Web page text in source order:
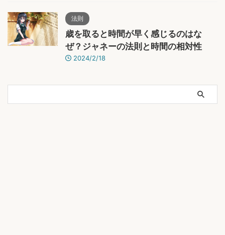
法則
歳を取ると時間が早く感じるのはな
ぜ？ジャネーの法則と時間の相対性
2024/2/18